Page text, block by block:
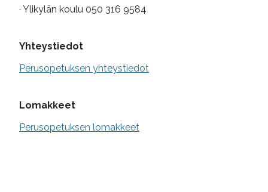
· Ylikylän koulu 050 316 9584
Yhteystiedot
Perusopetuksen yhteystiedot
Lomakkeet
Perusopetuksen lomakkeet